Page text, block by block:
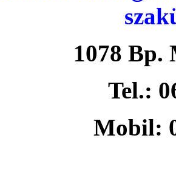
1078 Bp.
Tel.:
Mobil: